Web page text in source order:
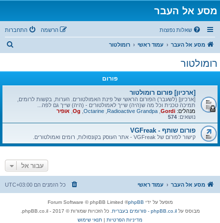
מסע אל העבר
שאלות נפוצות התחברות הרשמה
מסע אל העבר עמוד ראשי רומולטור
רומולטור
פורום
[ארכיון] פורום רומולטור
[ארכיון] (לשעבר) הפורום הראשי של פינת האמולטורים. הערות, בקשות לרומים,
תמיכה טכנית וכל מה ש(היה) שייך לאמולטורים - (היה) שייך גם לפה...
מנהלים: Gordi
Radioactive Grandpa
Octarine
Og אופיר
נושאים: 574
פורום שותף - VGFreak
קישור לפורום של VGFreak - אתר העוסק בקונסולות, רומים ואמולטורים.
עבור אל
מסע אל העבר עמוד ראשי כל הזמנים הם UTC+03:00
מופעל על ידי phpBB
® Forum Software © phpBB Limited
מבוסס עלphpBB.co.il - פורומים בעברית
. כל הזכויות שמורות © 2017 - phpBB.co.il.
מדיניות הפרטיות | תנאי שימוש